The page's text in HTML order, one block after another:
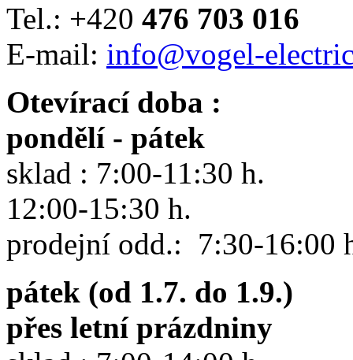
Tel.: +420 476 703 016
E-mail: info@vogel-
Otevírací doba :
pondělí - pátek
sklad : 7:00-11:30 h.
12:00-15:30 h.
prodejní odd.: 7:30-16:00
pátek (od 1.7. do 1.9.)
přes letní prázdniny